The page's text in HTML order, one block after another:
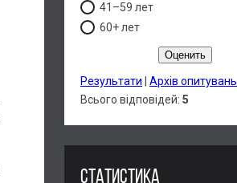
41–59 лет
60+ лет
Результати
Архів опитувань
Всього відповідей: 5
СТАТИСТИКА